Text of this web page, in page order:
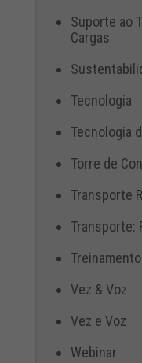
Suporte ao
Cargas
Tecnologia
Tecnologia
Torre de
Transporte
Transporte:
Treinamento
Vez & Voz
Vez e Voz
Webinar